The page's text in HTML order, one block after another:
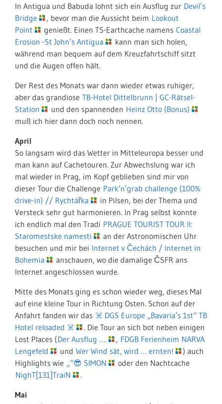
In Antigua und Babuda lohnt sich ein Ausflug zur Devil’s
Bridge
, bevor man die Aussicht beim Lookout
Point
genießt. Einen T5-Earthcache namens Coastal
Erosion -St John’s Antigua
kann man sich holen,
während man bequem auf dem Kreuzfahrtschiff sitzt
und die Augen offen hält.
Der Rest des Monats war dann wieder etwas ruhiger,
aber das grandiose TB-Hotel Dittelbrunn | GC-Rätsel-
Station
und den spannenden Heinz Otto (Bonus)
muß ich hier dann doch noch nennen.
April
So langsam wird das Wetter in Mitteleuropa besser und
man kann auf Cachetouren. Zur Abwechslung war ich
mal wieder in Prag, im Kopf geblieben sind mir von
dieser Tour die Challenge Park’n’grab challenge (100%
drive-in) // Rychtářka
in Pilsen, bei der Thema und
Versteck sehr gut harmonieren. In Prag selbst konnte
ich endlich mal den Tradi PRAGUE TOURIST TOUR II:
Staromestske namesti
an der Astronomischen Uhr
besuchen und mir bei Internet v Čechách / Internet in
Bohemia
anschauen, wo die damalige ČSFR ans
Internet angeschlossen wurde.
Mitte des Monats ging es schon wieder weg, dieses Mal
auf eine kleine Tour in Richtung Osten. Schon auf der
Anfahrt fanden wir das ☠️ DGS Europe „Bavaria’s 1st“ TB
Hotel reloaded ☠️
. Die Tour an sich bot neben einigen
Lost Places (Der Ausflug …. , FDGB Ferienheim NARVA
Lengefeld
und Wer Wind sät, wird … ernten!
) auch
Highlights wie „“😎 SIMON
oder den Nachtcache
NighT[131]TraiN
.
Mai